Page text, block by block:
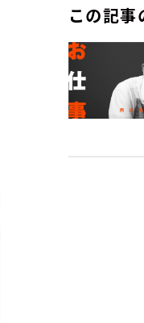
この記事